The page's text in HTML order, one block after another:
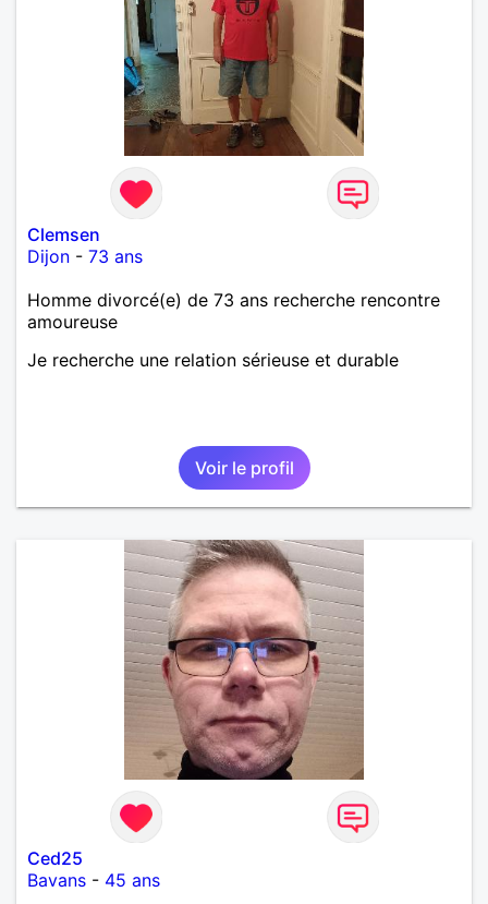
Clemsen
Dijon - 73 ans
Homme divorcé(e) de 73 ans recherche rencontre
amoureuse
Je recherche une relation sérieuse et durable
Voir le profil
Ced25
Bavans - 45 ans